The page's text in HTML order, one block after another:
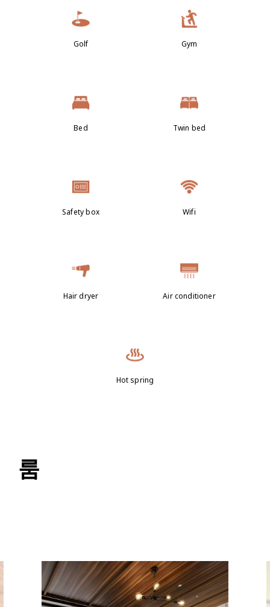
Golf Gym
Bed Twin bed
Safety box Wifi
Hair dryer Air conditioner
Hot spring
룸